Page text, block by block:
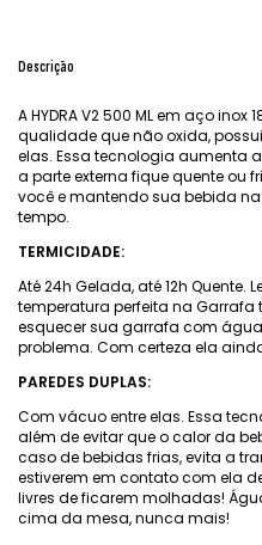
Descrição
A HYDRA V2 500 ML em aço
qualidade que não oxida,
elas. Essa tecnologia aumenta
a parte externa fique quente ou
você e mantendo sua bebida
tempo.
TERMICIDADE:
Até 24h Gelada, até 12h Quente.
temperatura perfeita na Garrafa
esquecer sua garrafa com
problema. Com certeza ela
PAREDES DUPLAS:
Com vácuo entre elas. Essa
além de evitar que o calor da
caso de bebidas frias, evita a
estiverem em contato com ela
livres de ficarem molhadas!
cima da mesa, nunca mais!